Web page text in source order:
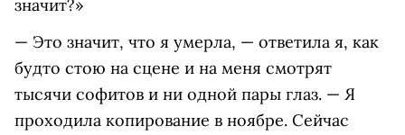
значит?»
— Это значит, что я умерла, — ответила я, как
будто стою на сцене и на меня смотрят
тысячи софитов и ни одной пары глаз. — Я
проходила копирование в ноябре. Сейчас